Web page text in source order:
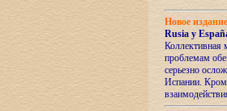
Новое
Rusia y
Коллективная
проблемам
серьезно
Испании.